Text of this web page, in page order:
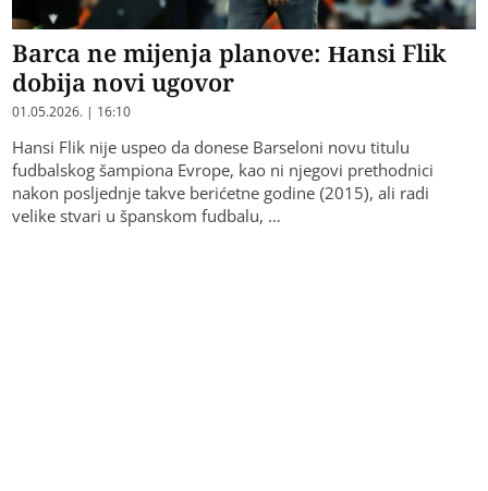
Barca ne mijenja planove: Hansi Flik
dobija novi ugovor
01.05.2026. | 16:10
Hansi Flik nije uspeo da donese Barseloni novu titulu
fudbalskog šampiona Evrope, kao ni njegovi prethodnici
nakon posljednje takve berićetne godine (2015), ali radi
velike stvari u španskom fudbalu, …